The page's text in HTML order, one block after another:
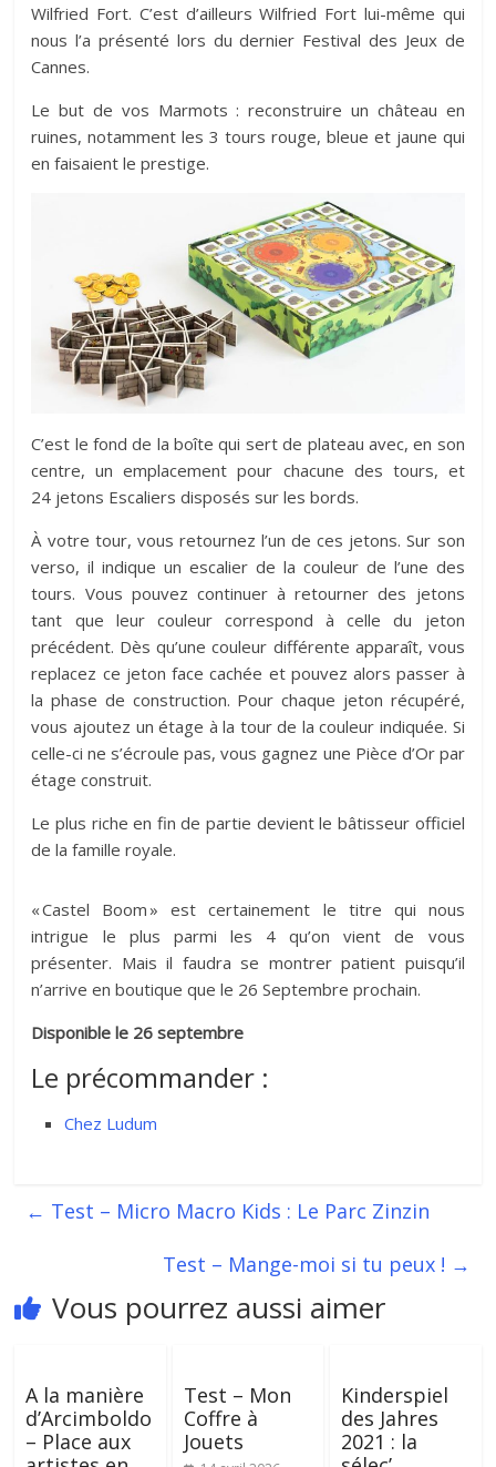
Wilfried Fort. C’est d’ailleurs Wilfried Fort lui-même qui
nous l’a présenté lors du dernier Festival des Jeux de
Cannes.
Le but de vos Marmots : reconstruire un château en
ruines, notamment les 3 tours rouge, bleue et jaune qui
en faisaient le prestige.
C’est le fond de la boîte qui sert de plateau avec, en son
centre, un emplacement pour chacune des tours, et
24 jetons Escaliers disposés sur les bords.
À votre tour, vous retournez l’un de ces jetons. Sur son
verso, il indique un escalier de la couleur de l’une des
tours. Vous pouvez continuer à retourner des jetons
tant que leur couleur correspond à celle du jeton
précédent. Dès qu’une couleur différente apparaît, vous
replacez ce jeton face cachée et pouvez alors passer à
la phase de construction. Pour chaque jeton récupéré,
vous ajoutez un étage à la tour de la couleur indiquée. Si
celle-ci ne s’écroule pas, vous gagnez une Pièce d’Or par
étage construit.
Le plus riche en fin de partie devient le bâtisseur officiel
de la famille royale.
« Castel Boom » est certainement le titre qui nous
intrigue le plus parmi les 4 qu’on vient de vous
présenter. Mais il faudra se montrer patient puisqu’il
n’arrive en boutique que le 26 Septembre prochain.
Disponible le 26 septembre
Le précommander :
Chez Ludum
← Test – Micro Macro Kids : Le Parc Zinzin
Test – Mange-moi si tu peux ! →
Vous pourrez aussi aimer
A la manière
d’Arcimboldo
– Place aux
Test – Mon
Coffre à
Jouets
Kinderspiel
des Jahres
2021 : la